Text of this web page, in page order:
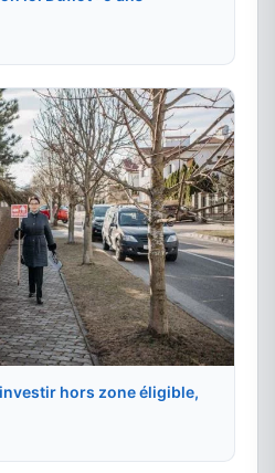
hors zone éligible,